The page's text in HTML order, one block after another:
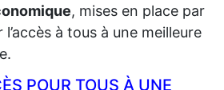
, mises en place par
à tous à une meilleure
POUR TOUS À UNE